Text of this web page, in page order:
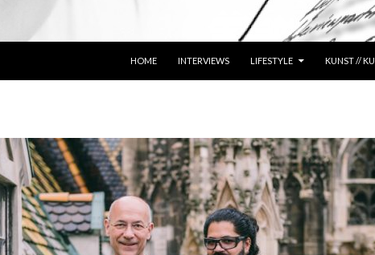
HOME
INTERVIEWS LIFESTYLE KUNST //